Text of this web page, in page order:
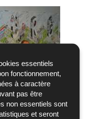
essentiels
fonctionnement,
à caractère
pas être
non essentiels sont
et seront